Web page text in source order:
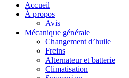
Accueil
À propos
Avis
Mécanique générale
Changement d’huile
Freins
Alternateur et batterie
Climatisation